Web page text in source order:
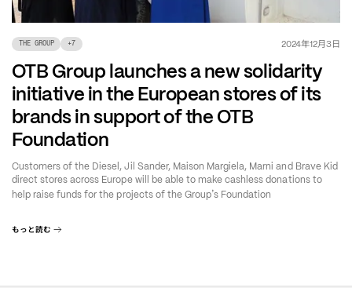
THE GROUP +7 2024年12月3日
OTB Group launches a new solidarity
initiative in the European stores of its
brands in support of the OTB
Foundation
Customers of the Diesel, Jil Sander, Maison Margiela, Marni and Brave Kid
direct stores across Europe will be able to make cashless donations to
help raise funds for the projects of the Group’s Foundation
もっと読む